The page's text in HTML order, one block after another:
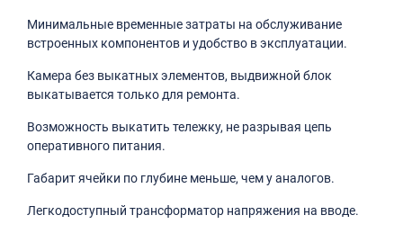
Минимальные временные затраты на обслуживание
встроенных компонентов и удобство в эксплуатации.
Камера без выкатных элементов, выдвижной блок
выкатывается только для ремонта.
Возможность выкатить тележку, не разрывая цепь
оперативного питания.
Габарит ячейки по глубине меньше, чем у аналогов.
Легкодоступный трансформатор напряжения на вводе.